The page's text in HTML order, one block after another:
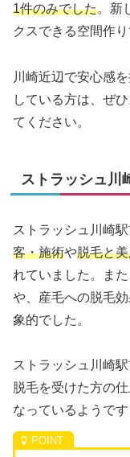
1件のみでした。新
クスできる空間作
川崎近辺で安心感
している方は、ぜ
てください。
ストラッシュ川
ストラッシュ川崎
客・施術や脱毛と
れていました。ま
や、産毛への脱毛
象的でした。
ストラッシュ川崎
脱毛を受けた方の
なっているようです